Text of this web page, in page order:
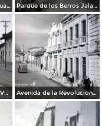
Costado de el Parque Juarez Jalapa Veracruz. Parque de los Berros Jalapa Veracruz.
Avenida Bolivar Jalapa Veracruz. Avenida de la Revolucion Jalapa Veracruz.